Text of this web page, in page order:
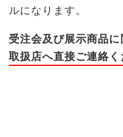
ルになります。
受注会及び展示商品
取扱店へ直接ご連絡く